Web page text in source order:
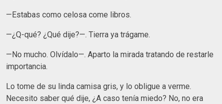
—Estabas como celosa come libros.
—¿Q-qué? ¿Qué dije?—. Tierra ya trágame.
—No mucho. Olvídalo—. Aparto la mirada tratando de restarle
importancia.
Lo tome de su linda camisa gris, y lo obligue a verme.
Necesito saber qué dije, ¿A caso tenía miedo? No, no era